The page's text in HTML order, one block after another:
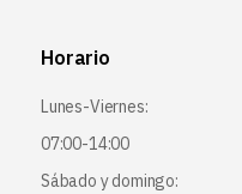
Horario
Lunes-Viernes:
07:00-14:00
Sábado y domingo: